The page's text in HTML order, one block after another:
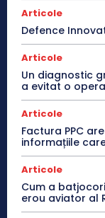
Articole
Defence
Articole
Un diagnostic
a evitat o
Articole
Factura PPC
informațiile
Articole
Cum a
erou aviator al